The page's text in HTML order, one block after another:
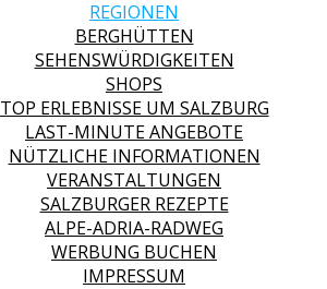
REGIONEN
BERGHÜTTEN
SEHENSWÜRDIGKEITEN
SHOPS
TOP ERLEBNISSE UM SALZBURG
LAST-MINUTE ANGEBOTE
NÜTZLICHE INFORMATIONEN
VERANSTALTUNGEN
SALZBURGER REZEPTE
ALPE-ADRIA-RADWEG
WERBUNG BUCHEN
IMPRESSUM